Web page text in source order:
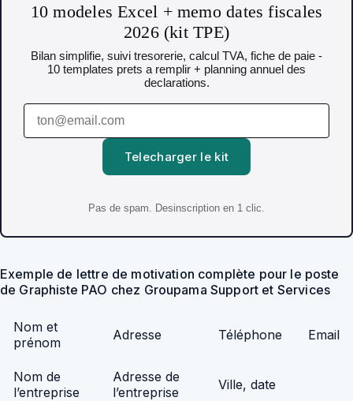
10 modeles Excel + memo dates fiscales
2026 (kit TPE)
Bilan simplifie, suivi tresorerie, calcul TVA, fiche de paie -
10 templates prets a remplir + planning annuel des
declarations.
Telecharger le kit
Pas de spam. Desinscription en 1 clic.
Exemple de lettre de motivation complète pour le poste
de Graphiste PAO chez Groupama Support et Services
Nom et
prénom
Adresse Téléphone Email
Nom de
l’entreprise
Adresse de
l’entreprise
Ville, date